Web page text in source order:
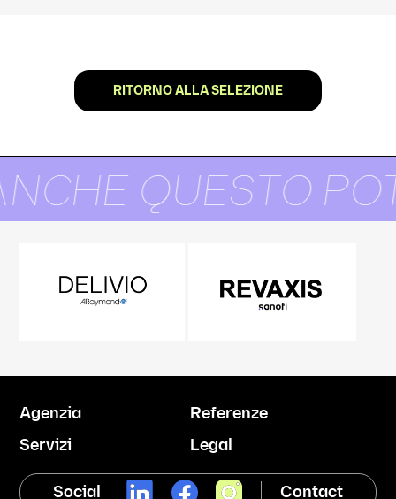
RITORNO ALLA SELEZIONE
QUESTO
Agenzia
Servizi
Referenze
Legal
Social Contact